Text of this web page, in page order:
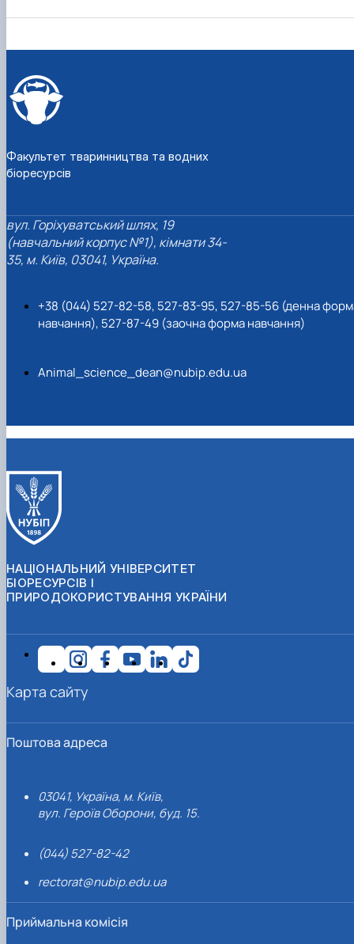
Факультет тваринництва та водних
біоресурсів
вул. Горіхуватський шлях, 19
(навчальний корпус №1), кімнати 34-
35, м. Київ, 03041, Україна.
+38 (044) 527-82-58, 527-83-95, 527-85-56 (денна
навчання), 527-87-49 (заочна форма навчання)
Animal_science_dean@nubip.edu.ua
НАЦІОНАЛЬНИЙ УНІВЕРСИТЕТ
БІОРЕСУРСІВ І
ПРИРОДОКОРИСТУВАННЯ УКРАЇНИ
Поштова адреса
03041, Україна, м. Київ,
вул. Героїв Оборони, буд. 15.
(044) 527-82-42
rectorat@nubip.edu.ua
Приймальна комісія
Карта сайту